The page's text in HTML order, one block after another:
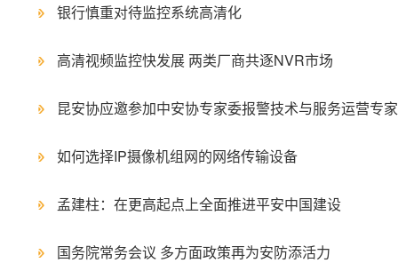
银行慎重对待监控系统高清化
高清视频监控快发展 两类厂商共逐NVR市场
昆安协应邀参加中安协专家委报警技术与服务运营专
如何选择IP摄像机组网的网络传输设备
孟建柱：在更高起点上全面推进平安中国建设
国务院常务会议 多方面政策再为安防添活力